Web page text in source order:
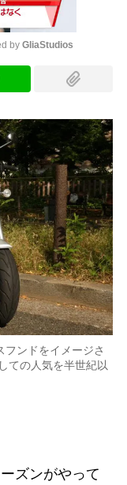
by GliaStudios
ンドをイメージさ
ての人気を半世紀以
ズンがやって